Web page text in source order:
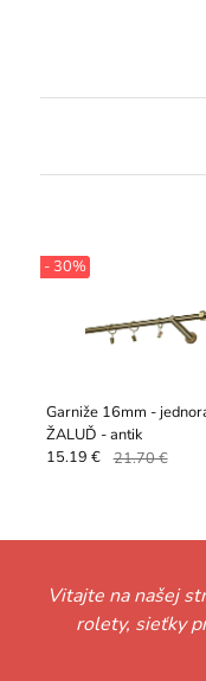
Garniže 16mm -
ŽALUĎ - antik
- 30%
15.19 € 21.70 €
Vitajte na našej
rolety, sieťky